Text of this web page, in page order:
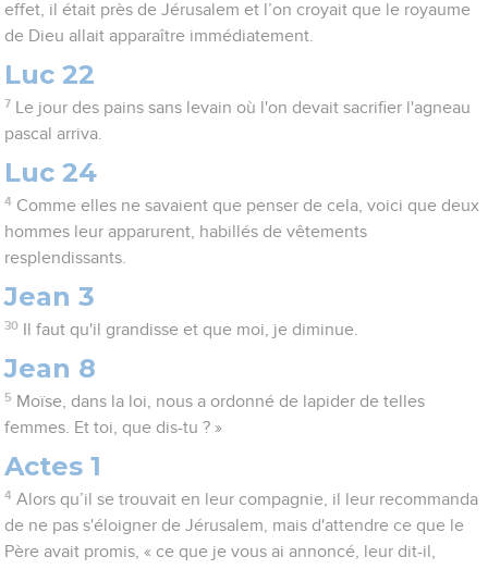
effet, il était près de Jérusalem et l’on croyait que le royaume
de Dieu allait apparaître immédiatement.
Luc 22
7
Le jour des pains sans levain où l'on devait sacrifier l'agneau
pascal arriva.
Luc 24
4 Comme elles ne savaient que penser de cela, voici que deux
hommes leur apparurent, habillés de vêtements
resplendissants.
Jean 3
30 Il faut qu'il grandisse et que moi, je diminue.
Jean 8
5 Moïse, dans la loi, nous a ordonné de lapider de telles
femmes. Et toi, que dis-tu ? »
Actes 1
4 Alors qu’il se trouvait en leur compagnie, il leur recommanda
de ne pas s'éloigner de Jérusalem, mais d'attendre ce que le
Père avait promis, « ce que je vous ai annoncé, leur dit-il,